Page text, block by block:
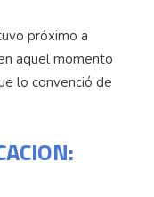
próximo a
aquel momento
lo convenció de